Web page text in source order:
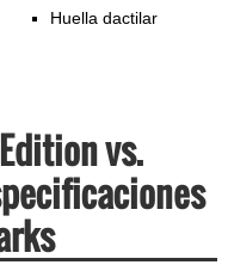
Huella dactilar
vs.